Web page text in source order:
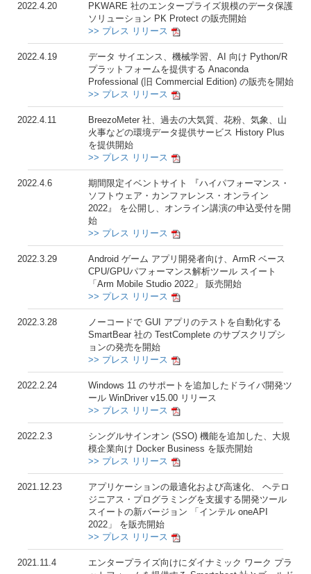
2022.4.20
PKWARE 社のエンタープライズ規模のデータ保護
ソリューション PK Protect の販売開始
>> プレス リリース
2022.4.19
データ サイエンス、機械学習、AI 向け Python/R
プラットフォームを提供する Anaconda
Professional (旧 Commercial Edition) の販売を開始
>> プレス リリース
2022.4.11
BreezoMeter 社、過去の大気質、花粉、気象、山
火事などの環境データ提供サービス History Plus
を提供開始
>> プレス リリース
2022.4.6
期間限定イベントサイト 『ハイパフォーマンス・
ソフトウェア・カンファレンス・オンライン
2022』 を公開し、オンライン講演の申込受付を開
始
>> プレス リリース
2022.3.29
Android ゲーム アプリ開発者向け、ArmR ベース
CPU/GPUパフォーマンス解析ツール スイート
「Arm Mobile Studio 2022」 販売開始
>> プレス リリース
2022.3.28
ノーコードで GUI アプリのテストを自動化する
SmartBear 社の TestComplete のサブスクリプシ
ョンの発売を開始
>> プレス リリース
2022.2.24
Windows 11 のサポートを追加したドライバ開発ツ
ール WinDriver v15.00 リリース
>> プレス リリース
2022.2.3
シングルサインオン (SSO) 機能を追加した、大規
模企業向け Docker Business を販売開始
>> プレス リリース
2021.12.23
アプリケーションの最適化および高速化、 ヘテロ
ジニアス・プログラミングを支援する開発ツール
スイートの新バージョン 「インテル oneAPI
2022」 を販売開始
>> プレス リリース
2021.11.4
エンタープライズ向けにダイナミック ワーク プラ